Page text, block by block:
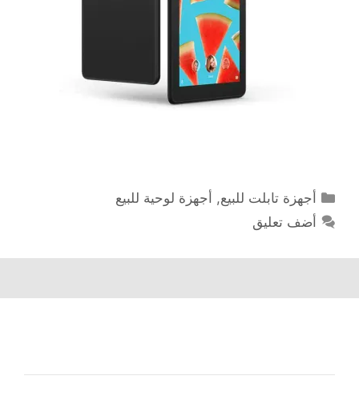
التصنيفات
أجهزة تابلت للبيع, أجهزة لوحية للبيع
أضف تعليق